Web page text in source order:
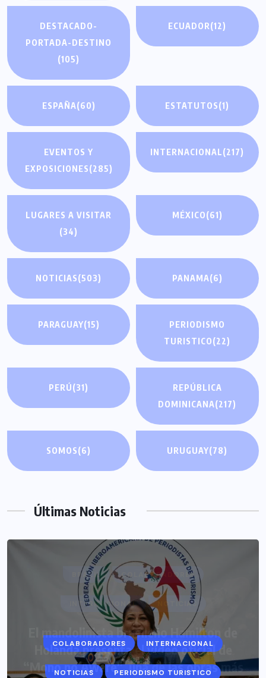
DESTACADO-
PORTADA-DESTINO
(105)
ECUADOR(12)
ESPAÑA(60) ESTATUTOS(1)
EVENTOS Y
EXPOSICIONES(285)
INTERNACIONAL(217)
LUGARES A VISITAR
(34)
MÉXICO(61)
NOTICIAS(503) PANAMA(6)
PARAGUAY(15)
PERIODISMO
TURISTICO(22)
PERÚ(31)
REPÚBLICA
DOMINICANA(217)
SOMOS(6) URUGUAY(78)
Últimas Noticias
COLABORADORES INTERNACIONAL
NOTICIAS PERIODISMO TURISTICO